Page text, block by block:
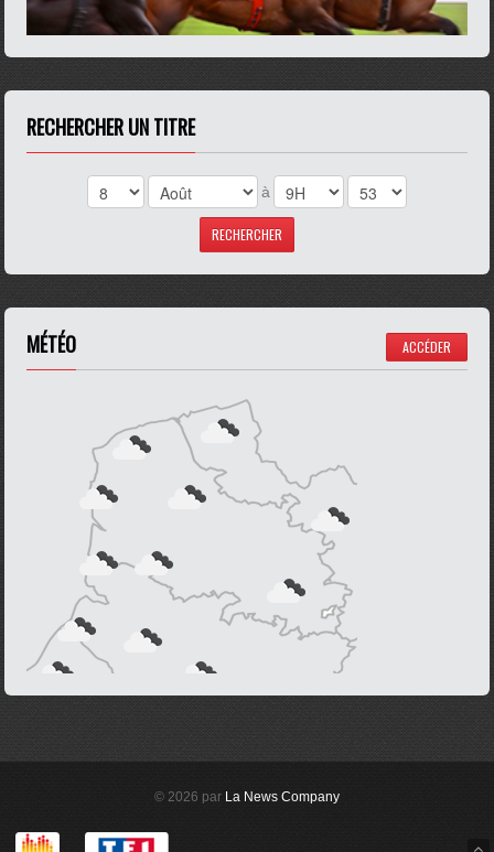
RECHERCHER UN TITRE
à
MÉTÉO ACCÉDER
© 2026 par La News Company